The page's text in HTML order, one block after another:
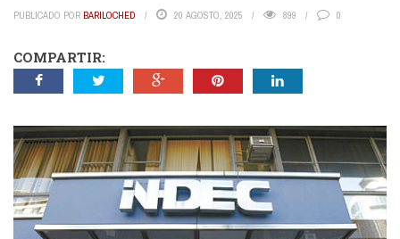
PUBLICADO POR BARILOCHED 20 AGOSTO, 2025 899 0
COMPARTIR: